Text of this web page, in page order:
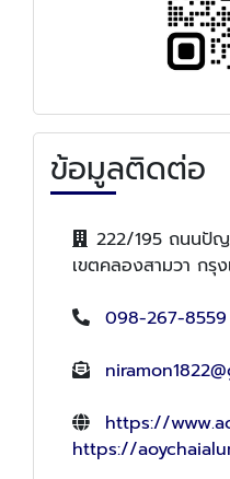
ข้อมูลติดต่อ
222/195 ถนนปั
เขตคลองสามวา กรุ
098-267-8559
https://
https://